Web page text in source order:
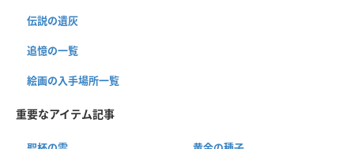
伝説の遺灰
追憶の一覧
絵画の入手場所一覧
重要なアイテム記事